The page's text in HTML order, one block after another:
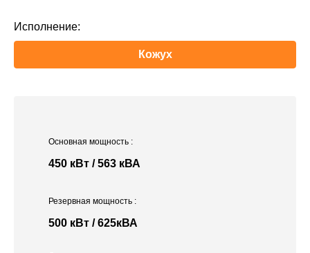
Исполнение:
Кожух
Основная мощность :
450 кВт / 563 кВА
Резервная мощность :
500 кВт / 625кВА